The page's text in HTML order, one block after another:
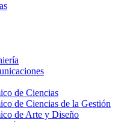
de Ciencias
de Ciencias de la Gestión
de Arte y Diseño